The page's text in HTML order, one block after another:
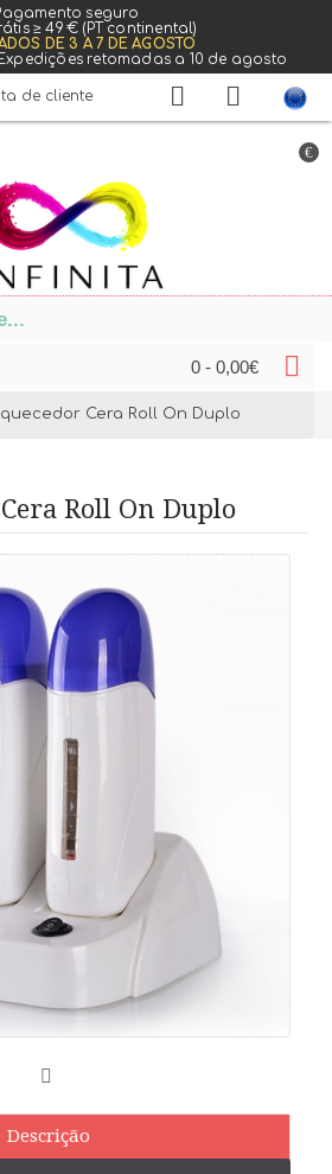
seguro
≥ 49 € (PT continental)
DE 3 A 7 DE AGOSTO
retomadas a 10 de agosto
de cliente
€
0 - 0,00€
Cera Roll On Duplo
Roll On Duplo
Descrição